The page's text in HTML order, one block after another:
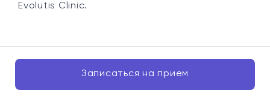
Evolutis Clinic.
Записаться на прием